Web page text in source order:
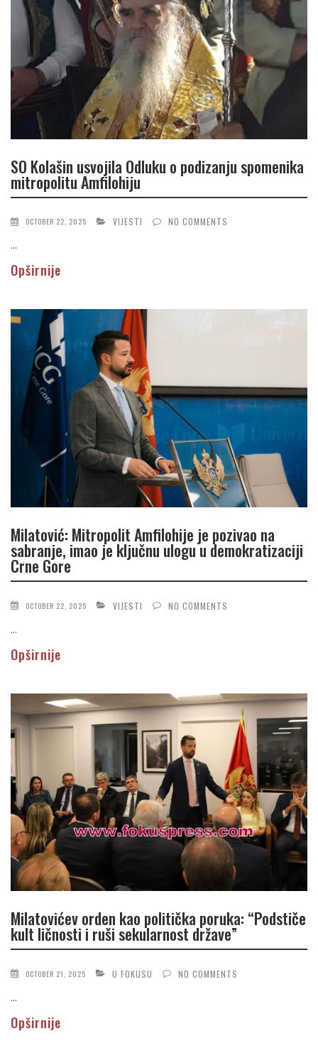
SO Kolašin usvojila Odluku o podizanju spomenika
mitropolitu Amfilohiju
OCTOBER 22, 2025 VIJESTI NO COMMENTS
...
Opširnije
Milatović: Mitropolit Amfilohije je pozivao na
sabranje, imao je ključnu ulogu u demokratizaciji
Crne Gore
OCTOBER 22, 2025 VIJESTI NO COMMENTS
...
Opširnije
Milatovićev orden kao politička poruka: “Podstiče
kult ličnosti i ruši sekularnost države”
OCTOBER 21, 2025 U FOKUSU NO COMMENTS
...
Opširnije